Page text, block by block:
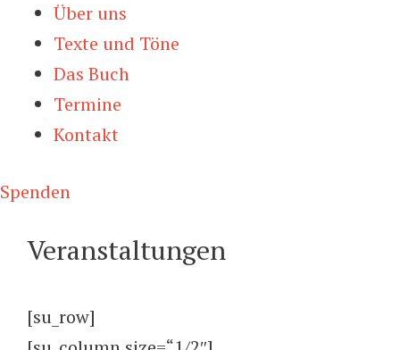
Über uns
Texte und Töne
Das Buch
Termine
Kontakt
Spenden
Veranstaltungen
[su_row]